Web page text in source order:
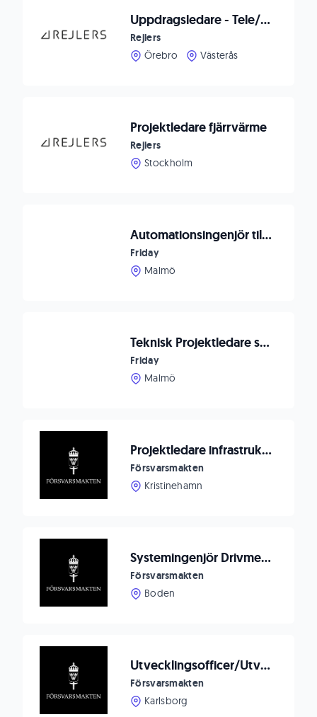
Uppdragsledare - Tele/Säkerhet
Rejlers
Örebro
Västerås
Projektledare fjärrvärme
Rejlers
Stockholm
Automationsingenjör till innovativt teknikbolag
Friday
Malmö
Teknisk Projektledare som vill utveckla framtidens automationslösningar
Friday
Malmö
Projektledare infrastruktur Kristinehamn
Försvarsmakten
Kristinehamn
Systemingenjör Drivmedelsmateriel till Försvarsmaktens logistik
Försvarsmakten
Boden
Utvecklingsofficer/Utvecklingsingenjör till Markverkstadsenheten
Försvarsmakten
Karlsborg